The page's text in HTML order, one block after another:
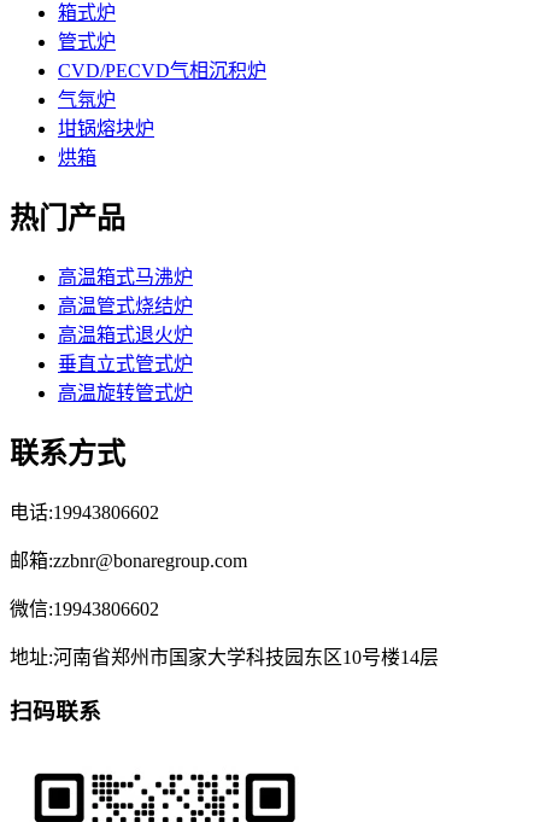
箱式炉
管式炉
CVD/PECVD气相沉积炉
气氛炉
坩锅熔块炉
烘箱
热门产品
高温箱式马沸炉
高温管式烧结炉
高温箱式退火炉
垂直立式管式炉
高温旋转管式炉
联系方式
电话:19943806602
邮箱:zzbnr@bonaregroup.com
微信:19943806602
地址:河南省郑州市国家大学科技园东区10号楼14层
扫码联系